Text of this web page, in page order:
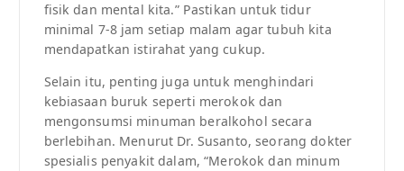
fisik dan mental kita.” Pastikan untuk tidur
minimal 7-8 jam setiap malam agar tubuh kita
mendapatkan istirahat yang cukup.
Selain itu, penting juga untuk menghindari
kebiasaan buruk seperti merokok dan
mengonsumsi minuman beralkohol secara
berlebihan. Menurut Dr. Susanto, seorang dokter
spesialis penyakit dalam, “Merokok dan minum